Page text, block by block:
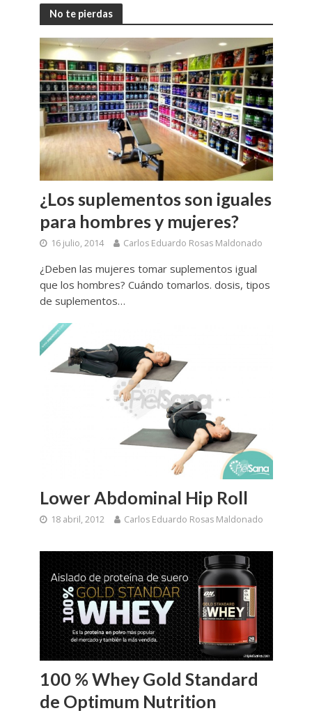
No te pierdas
¿Los suplementos son iguales
para hombres y mujeres?
16 julio, 2014 Carlos Eduardo Rosas Maldonado
¿Deben las mujeres tomar suplementos igual
que los hombres? Cuándo tomarlos. dosis, tipos
de suplementos…
Lower Abdominal Hip Roll
18 abril, 2012 Carlos Eduardo Rosas Maldonado
100 % Whey Gold Standard
de Optimum Nutrition